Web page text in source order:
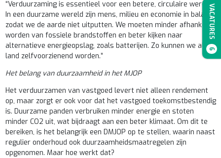
VACATURES
6
“Verduurzaming is essentieel voor een betere, circulaire wereld.
In een duurzame wereld zijn mens, milieu en economie in balans,
zodat we de aarde niet uitputten. We moeten minder afhankelijk
worden van fossiele brandstoffen en beter kijken naar
alternatieve energieopslag, zoals batterijen. Zo kunnen we als
land zelfvoorzienend worden.”
Het belang van duurzaamheid in het MJOP
Het verduurzamen van vastgoed levert niet alleen rendement
op, maar zorgt er ook voor dat het vastgoed toekomstbestendig
is. Duurzame panden verbruiken minder energie en stoten
minder CO2 uit, wat bijdraagt aan een beter klimaat. Om dit te
bereiken, is het belangrijk een DMJOP op te stellen, waarin naast
regulier onderhoud ook duurzaamheidsmaatregelen zijn
opgenomen. Maar hoe werkt dat?